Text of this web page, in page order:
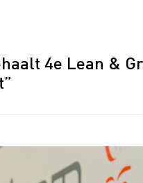
4e Lean &